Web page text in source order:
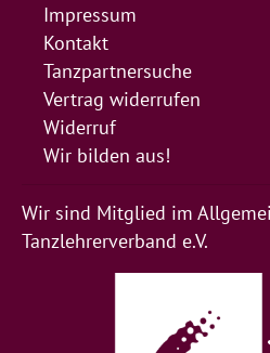
Impressum
Kontakt
Tanzpartnersuche
Vertrag widerrufen
Widerruf
Wir bilden aus!
Wir sind Mitglied im
Tanzlehrerverband e.V.